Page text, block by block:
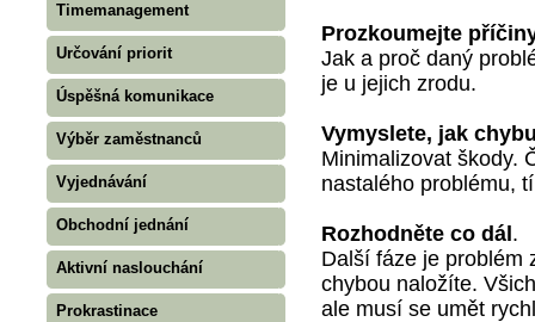
Timemanagement
Určování priorit
Úspěšná komunikace
Výběr zaměstnanců
Vyjednávání
Obchodní jednání
Aktivní naslouchání
Prokrastinace
Prozkoumejte
Jak a proč daný
je u jejich zrodu.
Vymyslete, jak
Minimalizovat škody.
nastalého problému,
Rozhodněte co dál.
Další fáze je problém
chybou naložíte.
ale musí se umět